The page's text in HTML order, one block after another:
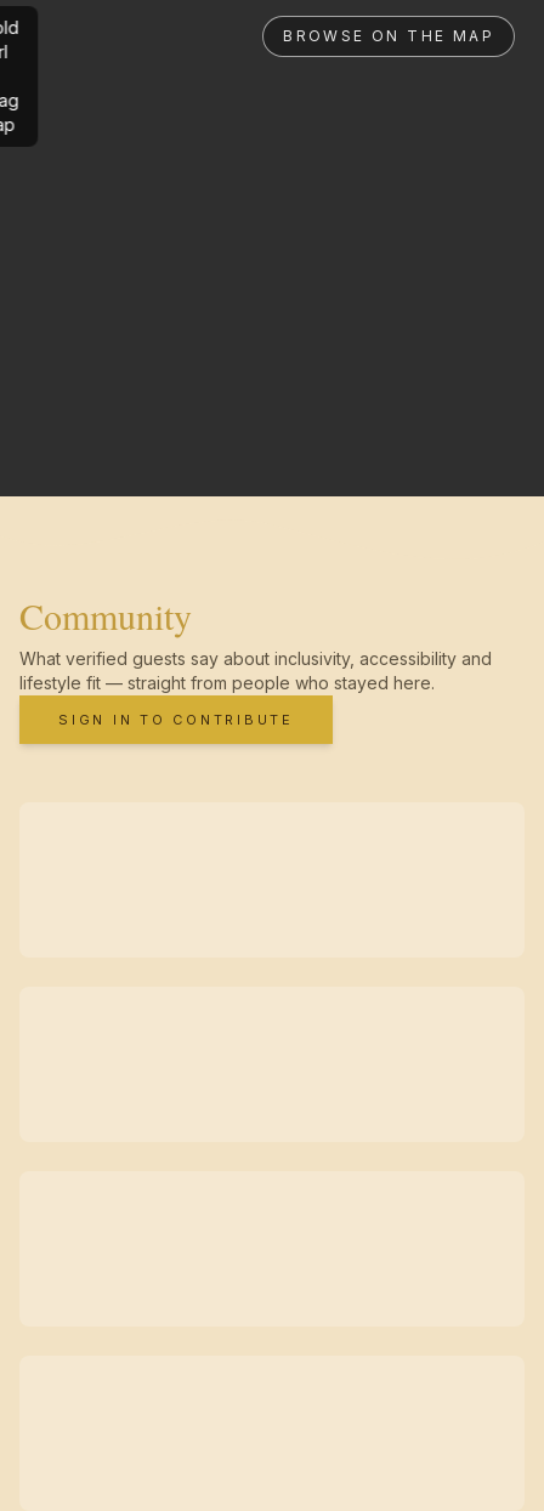
BROWSE ON THE MAP
Community
What verified guests say about inclusivity, accessibility and
lifestyle fit — straight from people who stayed here.
SIGN IN TO CONTRIBUTE